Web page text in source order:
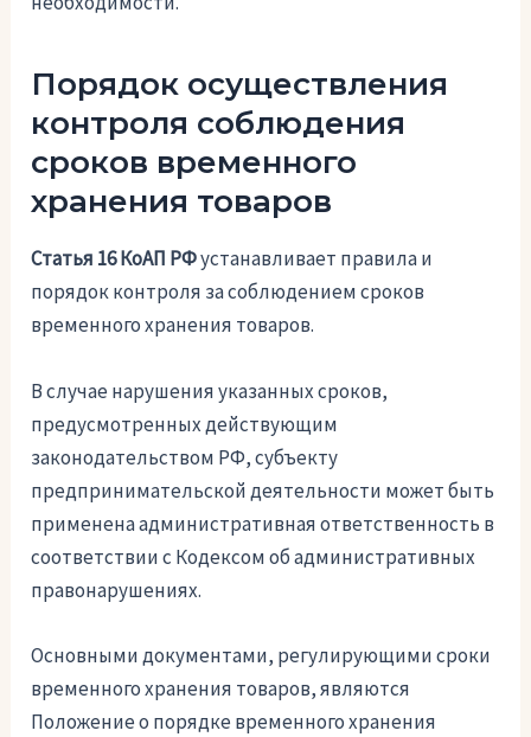
Порядок осуществления
контроля соблюдения
сроков временного
хранения товаров
Статья 16 КоАП РФустанавливает правила и
порядок контроля за соблюдением сроков
временного хранения товаров.
В случае нарушения указанных сроков,
предусмотренных действующим
законодательством РФ, субъекту
предпринимательской деятельности может быть
применена административная ответственность в
соответствии с Кодексом об административных
правонарушениях.
Основными документами, регулирующими сроки
временного хранения товаров, являются
Положение о порядке временного хранения